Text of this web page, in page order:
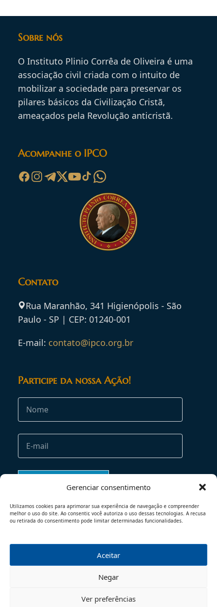
Gerenciar consentimento
Utilizamos cookies para aprimorar sua experiência de navegação e compreender
melhor o uso do site. Ao consentir, você autoriza o uso dessas tecnologias. A recusa
ou retirada do consentimento pode limitar determinadas funcionalidades.
Aceitar
Negar
Ver preferências
Sobre nós
O Instituto Plinio Corrêa de Oliveira é uma
associação civil criada com o intuito de
mobilizar a sociedade para preservar os
pilares básicos da Civilização Cristã,
ameaçados pela Revolução anticristã.
Acompanhe o IPCO
Contato
Rua Maranhão, 341 Higienópolis - São
Paulo - SP | CEP: 01240-001
E-mail: contato@ipco.org.br
Participe da nossa Ação!
POLÍTICA DE PRIVACIDADE
© 2026 - TODOS OS DIREITOS RESERVADOS